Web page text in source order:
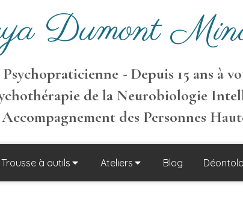
Dumont
- Depuis 15 ans à
de la Neurobiologie
des Personnes
à outils Ateliers Blog